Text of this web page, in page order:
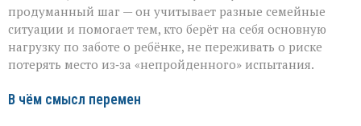
продуманный шаг — он учитывает разные семейные
ситуации и помогает тем, кто берёт на себя основную
нагрузку по заботе о ребёнке, не переживать о риске
потерять место из‑за «непройденного» испытания.
В чём смысл перемен